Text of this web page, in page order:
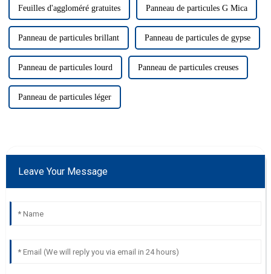
Feuilles d'aggloméré gratuites Panneau de particules G Mica
Panneau de particules brillant Panneau de particules de gypse
Panneau de particules lourd Panneau de particules creuses
Panneau de particules léger
Leave Your Message